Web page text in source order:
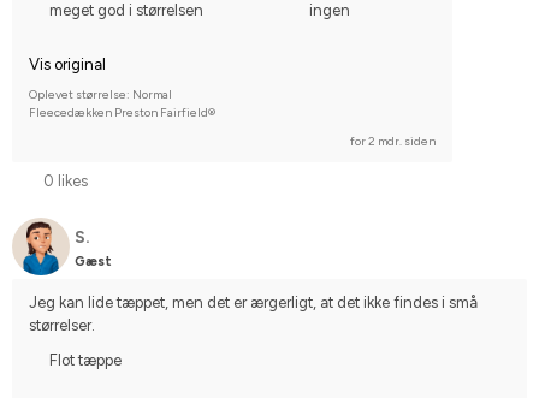
meget god i størrelsen
ingen
Vis original
Oplevet størrelse: Normal
Fleecedækken Preston Fairfield®
for 2 mdr. siden
0 likes
S.
Gæst
Jeg kan lide tæppet, men det er ærgerligt, at det ikke findes i små
størrelser.
Flot tæppe